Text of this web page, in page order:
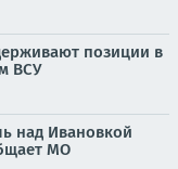
позиции в
ВСУ
над Ивановкой
МО